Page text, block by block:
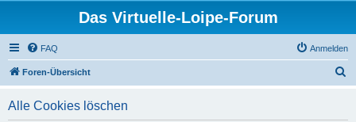
Das Virtuelle-Loipe-Forum
FAQ Anmelden
Foren-Übersicht
Alle Cookies löschen